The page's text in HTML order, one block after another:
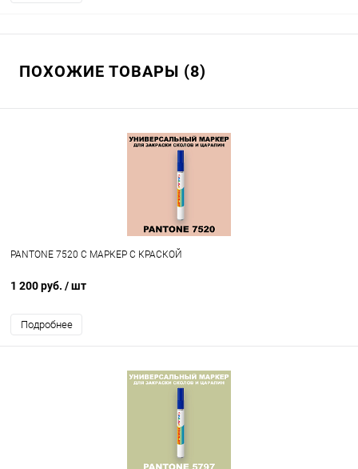
ПОХОЖИЕ ТОВАРЫ (8)
PANTONE 7520 C МАРКЕР С КРАСКОЙ
1 200 руб. / шт
Подробнее